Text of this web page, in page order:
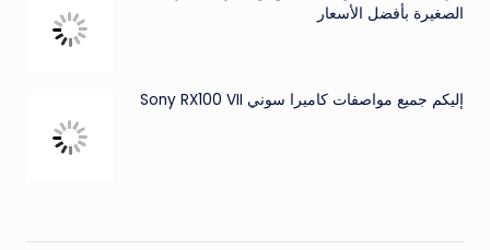
الصغيرة بأفضل الأسعار
إليكم جميع مواصفات كاميرا سوني Sony RX100 VII